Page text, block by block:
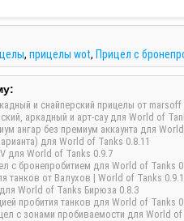
, прицелы wot, Прицел с
и снайперский прицелы от marsoff
аркадный и арт-сау для World of
ангар без премиум аккаунта для
для World of Tanks 0.8.11
для World of Tanks 0.9.7
с бронепробитием для World of Tanks
танков от Валухов | World of Tanks
World of Tanks Бирюза 0.8.3
пробития танков для World of Tanks
с зонами пробиваемости для World of